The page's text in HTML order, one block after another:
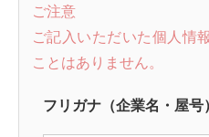
ご注意
ご記入いただいた個人情
ことはありません。
フリガナ（企業名・屋号）